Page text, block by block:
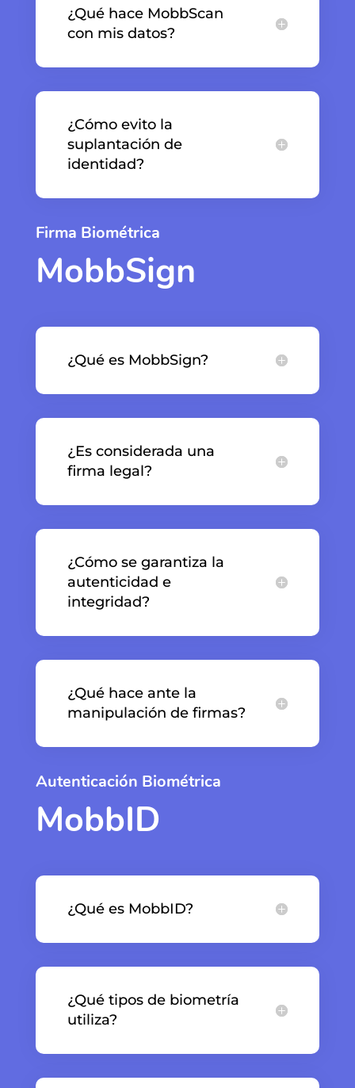
¿Qué hace MobbScan
con mis datos?
¿Cómo evito la
suplantación de
identidad?
Firma Biométrica
MobbSign
¿Qué es MobbSign?
¿Es considerada una
firma legal?
¿Cómo se garantiza la
autenticidad e
integridad?
¿Qué hace ante la
manipulación de firmas?
Autenticación Biométrica
MobbID
¿Qué es MobbID?
¿Qué tipos de biometría
utiliza?